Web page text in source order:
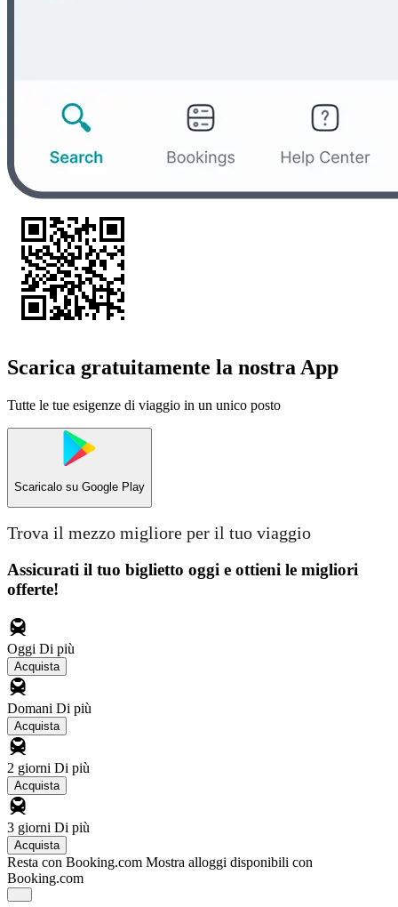
Scarica gratuitamente la nostra App
Tutte le tue esigenze di viaggio in un unico posto
Scaricalo su Google Play
Trova il mezzo migliore per il tuo viaggio
Assicurati il ​​tuo biglietto oggi e ottieni le migliori
offerte!
Oggi Di più
Acquista
Domani Di più
Acquista
2 giorni Di più
Acquista
3 giorni Di più
Acquista
Resta con Booking.com Mostra alloggi disponibili con
Booking.com